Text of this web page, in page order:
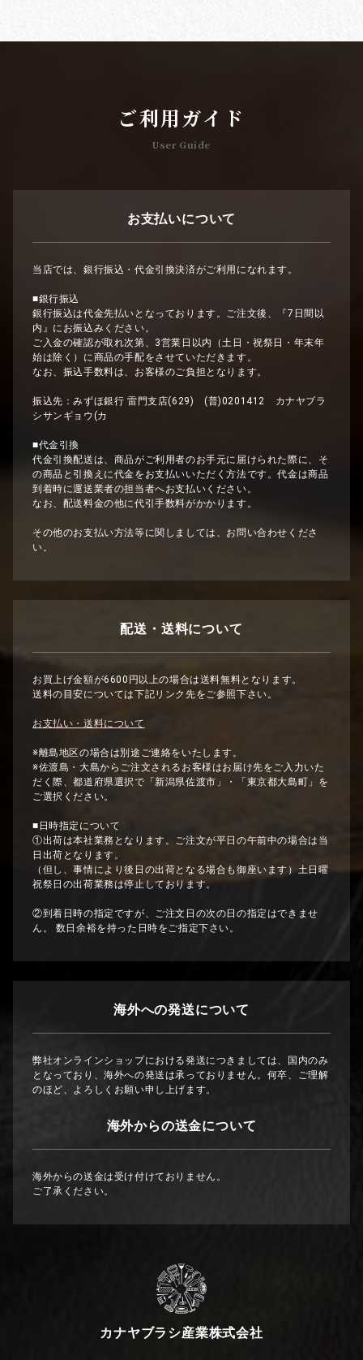
ご利用ガイド
User Guide
お支払いについて
当店では、銀行振込・代金引換決済がご利用になれます。
■銀行振込
銀行振込は代金先払いとなっております。ご注文後、『7日間以
内』にお振込みください。
ご入金の確認が取れ次第、3営業日以内（土日・祝祭日・年末年
始は除く）に商品の手配をさせていただきます。
なお、振込手数料は、お客様のご負担となります。
振込先：みずほ銀行 雷門支店(629) (普)0201412 カナヤブラ
シサンギョウ(カ
■代金引換
代金引換配送は、商品がご利用者のお手元に届けられた際に、そ
の商品と引換えに代金をお支払いいただく方法です。代金は商品
到着時に運送業者の担当者へお支払いください。
なお、配送料金の他に代引手数料がかかります。
その他のお支払い方法等に関しましては、お問い合わせくださ
い。
配送・送料について
お買上げ金額が6600円以上の場合は送料無料となります。
送料の目安については下記リンク先をご参照下さい。
お支払い・送料について
※離島地区の場合は別途ご連絡をいたします。
※佐渡島・大島からご注文されるお客様はお届け先をご入力いた
だく際、都道府県選択で「新潟県佐渡市」・「東京都大島町」を
ご選択ください。
■日時指定について
①出荷は本社業務となります。ご注文が平日の午前中の場合は当
日出荷となります。
（但し、事情により後日の出荷となる場合も御座います）土日曜
祝祭日の出荷業務は停止しております。
②到着日時の指定ですが、ご注文日の次の日の指定はできませ
ん。 数日余裕を持った日時をご指定下さい。
海外への発送について
弊社オンラインショップにおける発送につきましては、国内のみ
となっており、海外への発送は承っておりません。何卒、ご理解
のほど、よろしくお願い申し上げます。
海外からの送金について
海外からの送金は受け付けておりません。
ご了承ください。
カナヤブラシ産業株式会社